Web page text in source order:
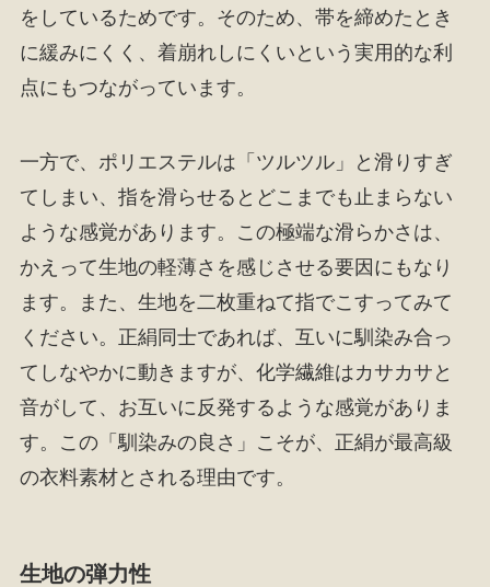
をしているためです。そのため、帯を締めたとき
に緩みにくく、着崩れしにくいという実用的な利
点にもつながっています。
一方で、ポリエステルは「ツルツル」と滑りすぎ
てしまい、指を滑らせるとどこまでも止まらない
ような感覚があります。この極端な滑らかさは、
かえって生地の軽薄さを感じさせる要因にもなり
ます。また、生地を二枚重ねて指でこすってみて
ください。正絹同士であれば、互いに馴染み合っ
てしなやかに動きますが、化学繊維はカサカサと
音がして、お互いに反発するような感覚がありま
す。この「馴染みの良さ」こそが、正絹が最高級
の衣料素材とされる理由です。
生地の弾力性